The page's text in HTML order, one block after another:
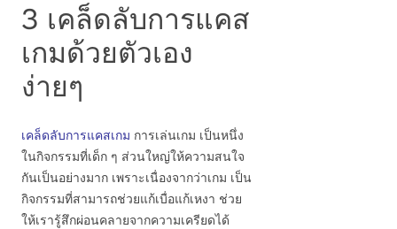
3 เคล็ดลับการแคส
เกมด้วยตัวเอง
ง่ายๆ
เคล็ดลับการแคสเกม การเล่นเกม เป็นหนึ่ง
ในกิจกรรมที่เด็ก ๆ ส่วนใหญ่ให้ความสนใจ
กันเป็นอย่างมาก เพราะเนื่องจากว่าเกม เป็น
กิจกรรมที่สามารถช่วยแก้เบื่อแก้เหงา ช่วย
ให้เรารู้สึกผ่อนคลายจากความเครียดได้